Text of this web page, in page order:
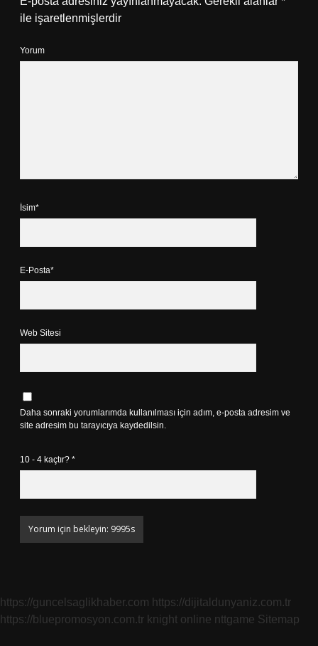
ile işaretlenmişlerdir
Yorum
İsim*
E-Posta*
Web Sitesi
Daha sonraki yorumlarımda kullanılması için adım, e-posta adresim ve
site adresim bu tarayıcıya kaydedilsin.
10 - 4 kaçtır? *
https://guncelsaglikhaber.com https://dijitaldunyaniz.com.tr
https://bluepromosyon.com.tr knight online nttgame Sitemap